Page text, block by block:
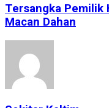
Tersangka Pemilik
Macan Dahan